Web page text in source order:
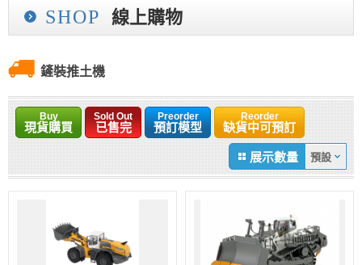
SHOP 線上購物
鏟裝推土機
Buy
現貨購買
Sold Out
已售完
Preorder
預訂模型
Reorder
缺貨中可預訂
展示數量